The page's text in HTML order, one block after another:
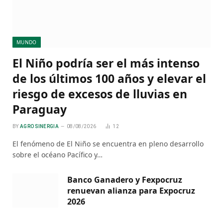
MUNDO
El Niño podría ser el más intenso
de los últimos 100 años y elevar el
riesgo de excesos de lluvias en
Paraguay
BY AGRO SINERGIA 08/08/2026 12
El fenómeno de El Niño se encuentra en pleno desarrollo
sobre el océano Pacífico y…
Banco Ganadero y Fexpocruz
renuevan alianza para Expocruz
2026